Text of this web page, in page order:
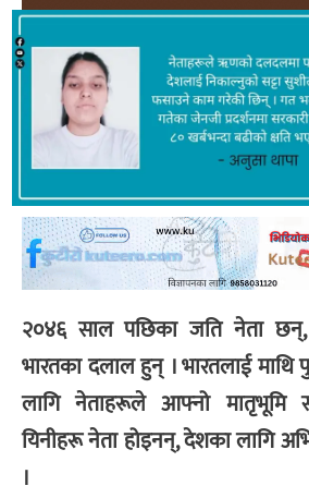
२०४६ साल पछिका जति नेता
भारतका दलाल हुन् । भारतलाई माथि
लागि नेताहरूले आफ्नो मातृभूमि
यिनीहरू नेता होइनन्, देशका लागि
।